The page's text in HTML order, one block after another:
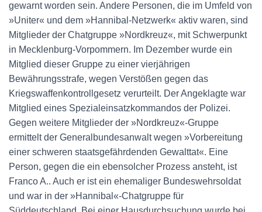
gewarnt worden sein. Andere Personen, die im Umfeld von
»Uniter« und dem »Hannibal-Netzwerk« aktiv waren, sind
Mitglieder der Chatgruppe »Nordkreuz«, mit Schwerpunkt
in Mecklenburg-Vorpommern. Im Dezember wurde ein
Mitglied dieser Gruppe zu einer vierjährigen
Bewährungsstrafe, wegen Verstößen gegen das
Kriegswaffenkontrollgesetz verurteilt. Der Angeklagte war
Mitglied eines Spezialeinsatzkommandos der Polizei.
Gegen weitere Mitglieder der »Nordkreuz«-Gruppe
ermittelt der Generalbundesanwalt wegen »Vorbereitung
einer schweren staatsgefährdenden Gewalttat«. Eine
Person, gegen die ein ebensolcher Prozess ansteht, ist
Franco A.. Auch er ist ein ehemaliger Bundeswehrsoldat
und war in der »Hannibal«-Chatgruppe für